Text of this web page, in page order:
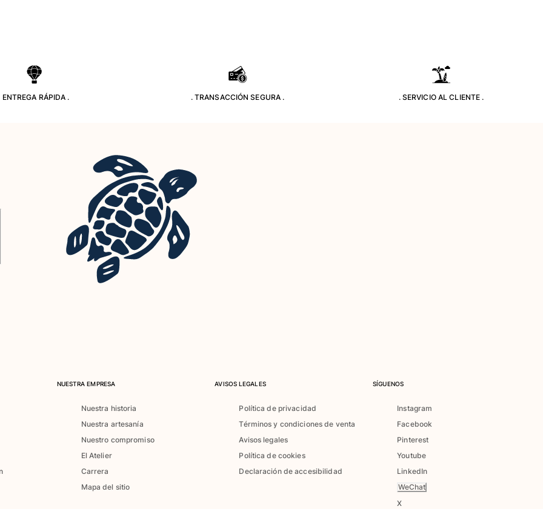
ENTREGA RÁPIDA . . TRANSACCIÓN SEGURA . . SERVICIO AL CLIENTE .
NUESTRA EMPRESA
Nuestra historia
Nuestra artesanía
Nuestro compromiso
El Atelier
Carrera
Mapa del sitio
AVISOS LEGALES
Política de privacidad
Términos y condiciones de venta
Avisos legales
Política de cookies
Declaración de accesibilidad
SÍGUENOS
Instagram
Facebook
Pinterest
Youtube
LinkedIn
WeChat
X